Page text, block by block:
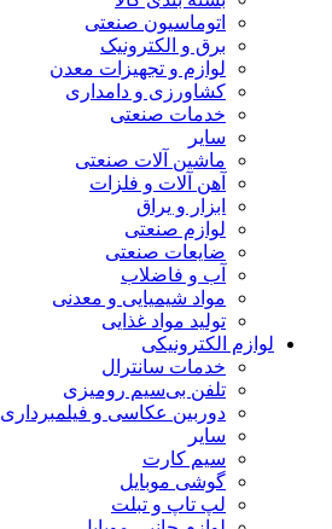
اتوماسیون صنعتی
برق و الکترونیک
لوازم و تجهیزات معدن
کشاورزی و دامداری
خدمات صنعتی
سایر
ماشین آلات صنعتی
آهن آلات و فلزات
ابزار و یراق
لوازم صنعتی
ضایعات صنعتی
آب و فاضلاب
مواد شیمیایی و معدنی
تولید مواد غذایی
لوازم الکترونیکی
خدمات سانترال
تلفن بی‌سیم رومیزی
دوربین عکاسی و فیلمبرداری
سایر
سیم کارت
گوشی موبایل
لپ تاپ و تبلت